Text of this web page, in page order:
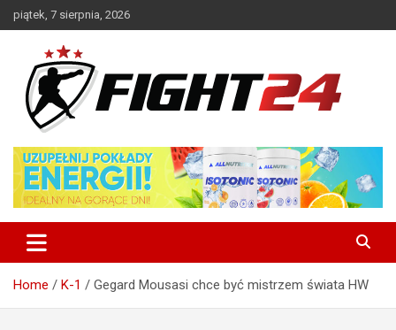
Skip
to
piątek, 7 sierpnia, 2026
FIGHT24.PL – MMA i K-1, UFC
Home K-1 Gegard Mousasi chce być mistrzem świata HW